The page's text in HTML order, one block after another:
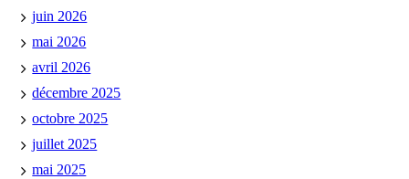
juin 2026
mai 2026
avril 2026
décembre 2025
octobre 2025
juillet 2025
mai 2025